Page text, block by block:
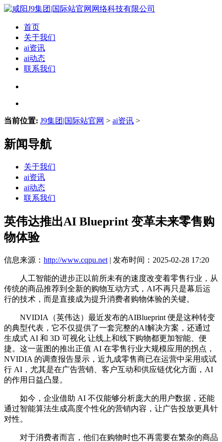
首页
关于我们
ai资讯
ai动态
联系我们
当前位置: J9集团|国际站官网 > ai资讯 >
新闻导航
关于我们
ai资讯
ai动态
联系我们
英伟达推出AI Blueprint 变革未来零售购
物体验
信息来源： http://www.cqpu.net | 发布时间：2025-02-28 17:20
人工智能的进步正以前所未有的速度改变着零售行业，从
传统的商品推荐到全新的购物互动方式，AI不再只是幕后运
行的技术，而是直接成为提升消费者购物体验的关键。
NVIDIA（英伟达）最近发布的AIBlueprint 便是这种转变
的典型代表，它不仅提供了一套完整的AI解决方案，还通过
生成式 AI 和 3D 可视化 让线上和线下购物都更加智能、便
捷。这一蓝图的推出正值 AI 在零售行业大规模应用的拐点，
NVIDIA 的调查报告显示，近九成零售商已在运营中采用或试
行 AI，尤其是在广告营销、客户互动和供应链优化方面，AI
的作用日益凸显。
如今，企业借助 AI 不仅能够分析庞大的用户数据，还能
通过智能算法生成高度个性化的营销内容，让广告投放更具针
对性。
对于消费者而言，他们在购物时也不再需要在繁杂的商品